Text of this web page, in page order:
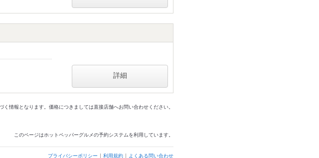
詳細
情報となります。価格につきましては直接店舗へお問い合わせください。
このページはホットペッパーグルメの予約システムを利用しています。
プライバシーポリシー 利用規約 よくある問い合わせ